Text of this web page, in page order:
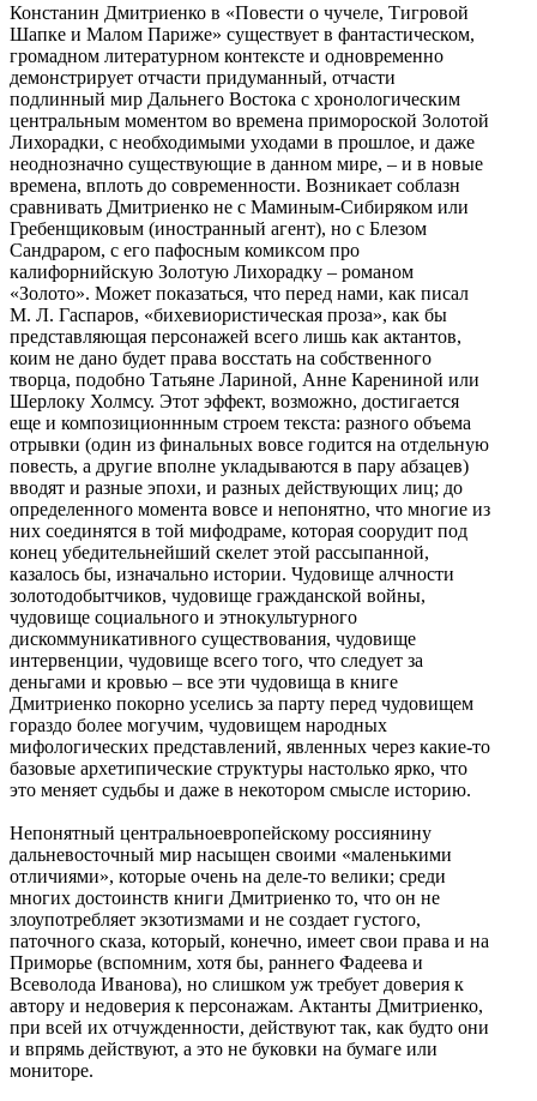
Констанин Дмитриенко в «Повести о чучеле, Тигровой
Шапке и Малом Париже» существует в фантастическом,
громадном литературном контексте и одновременно
демонстрирует отчасти придуманный, отчасти
подлинный мир Дальнего Востока с хронологическим
центральным моментом во времена примороской Золотой
Лихорадки, с необходимыми уходами в прошлое, и даже
неоднозначно существующие в данном мире, – и в новые
времена, вплоть до современности. Возникает соблазн
сравнивать Дмитриенко не с Маминым-Сибиряком или
Гребенщиковым (иностранный агент), но с Блезом
Сандраром, с его пафосным комиксом про
калифорнийскую Золотую Лихорадку – романом
«Золото». Может показаться, что перед нами, как писал
М. Л. Гаспаров, «бихевиористическая проза», как бы
представляющая персонажей всего лишь как актантов,
коим не дано будет права восстать на собственного
творца, подобно Татьяне Лариной, Анне Карениной или
Шерлоку Холмсу. Этот эффект, возможно, достигается
еще и композиционнным строем текста: разного объема
отрывки (один из финальных вовсе годится на отдельную
повесть, а другие вполне укладываются в пару абзацев)
вводят и разные эпохи, и разных действующих лиц; до
определенного момента вовсе и непонятно, что многие из
них соединятся в той мифодраме, которая соорудит под
конец убедительнейший скелет этой рассыпанной,
казалось бы, изначально истории. Чудовище алчности
золотодобытчиков, чудовище гражданской войны,
чудовище социального и этнокультурного
дискоммуникативного существования, чудовище
интервенции, чудовище всего того, что следует за
деньгами и кровью – все эти чудовища в книге
Дмитриенко покорно уселись за парту перед чудовищем
гораздо более могучим, чудовищем народных
мифологических представлений, явленных через какие-то
базовые архетипические структуры настолько ярко, что
это меняет судьбы и даже в некотором смысле историю.
Непонятный центральноевропейскому россиянину
дальневосточный мир насыщен своими «маленькими
отличиями», которые очень на деле-то велики; среди
многих достоинств книги Дмитриенко то, что он не
злоупотребляет экзотизмами и не создает густого,
паточного сказа, который, конечно, имеет свои права и на
Приморье (вспомним, хотя бы, раннего Фадеева и
Всеволода Иванова), но слишком уж требует доверия к
автору и недоверия к персонажам. Актанты Дмитриенко,
при всей их отчужденности, действуют так, как будто они
и впрямь действуют, а это не буковки на бумаге или
мониторе.